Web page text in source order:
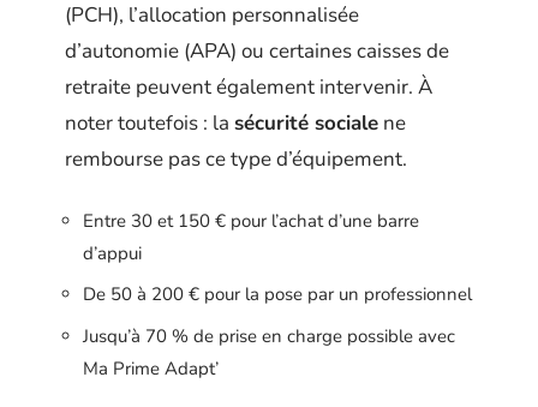
(PCH), l’allocation personnalisée
d’autonomie (APA) ou certaines caisses de
retraite peuvent également intervenir. À
noter toutefois : la sécurité sociale ne
rembourse pas ce type d’équipement.
Entre 30 et 150 € pour l’achat d’une barre
d’appui
De 50 à 200 € pour la pose par un professionnel
Jusqu’à 70 % de prise en charge possible avec
Ma Prime Adapt’